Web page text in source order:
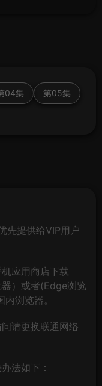
04集 第05集
先提供给VIP用户
应用商店下载
器）或者(Edge浏览
浏览器。
请更换联通网络
法如下：